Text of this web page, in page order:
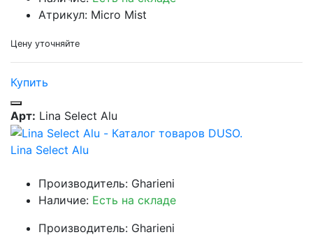
Атрикул: Micro Mist
Цену уточняйте
Купить
Арт: Lina Select Alu
Lina Select Alu
Производитель: Gharieni
Наличие: Есть на складе
Производитель: Gharieni